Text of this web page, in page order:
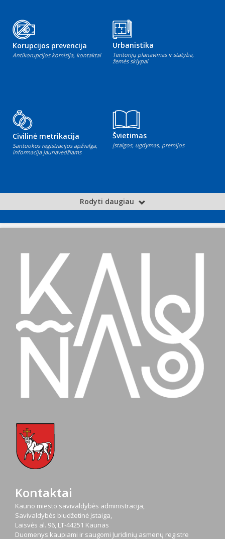
Korupcijos prevencija
Antikorupcijos komisija, kontaktai
Urbanistika
Teritorijų planavimas ir statyba,
žemės sklypai
Civilinė metrikacija
Santuokos registracijos apžvalga,
informacija jaunavedžiams
Švietimas
Įstaigos, ugdymas, premijos
Rodyti daugiau
Kontaktai
Kauno miesto savivaldybės administracija,
Savivaldybės biudžetinė įstaiga,
Laisvės al. 96, LT-44251 Kaunas
Duomenys kaupiami ir saugomi Juridinių asmenų registre